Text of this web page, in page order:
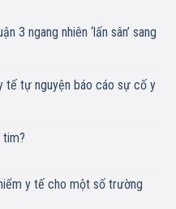
3 ngang nhiên ‘lấn sân’ sang
tế tự nguyện báo cáo sự cố y
tim?
y tế cho một số trường